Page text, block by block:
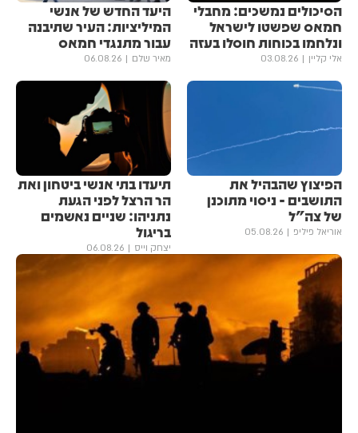
הסיכולים נמשכים: מחבלי
חמאס שפשטו לישראל
ונלחמו בכוחות חוסלו בעזה
אלי קליין 03.08.26
היעד החדש של אנשי
המיליציות: העיר שתיבנה
עבור מתנגדי חמאס
מאיר שלם 06.08.26
הפיצוץ שהבהיל את
התושבים - ניסוי מתוכנן
של צה"ל
אוריאל פיליפ 05.08.26
תיעדו בתי אנשי ביטחון ואת
הר הרצל לפני הגעת
נתניהו: שניים נאשמים
בריגול
יצחק וייס 06.08.26